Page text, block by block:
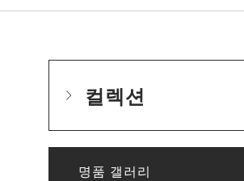
컬렉션
명품 갤러리